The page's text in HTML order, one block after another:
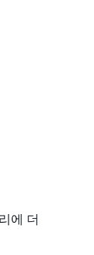
에 더